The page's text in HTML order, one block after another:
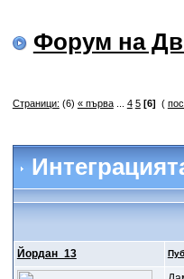
Форум на
Страници: (6) « първа... 4 5 [6] (
Йордан_13